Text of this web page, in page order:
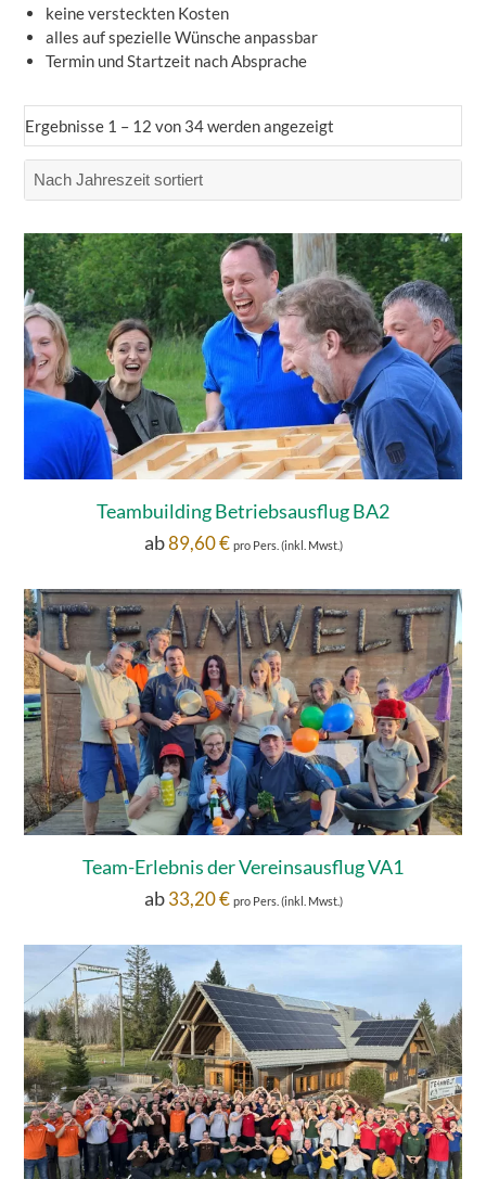
keine versteckten Kosten
alles auf spezielle Wünsche anpassbar
Termin und Startzeit nach Absprache
Ergebnisse 1 – 12 von 34 werden angezeigt
Teambuilding Betriebsausflug BA2
ab89,60€ pro Pers. (inkl. Mwst.)
Team-Erlebnis der Vereinsausflug VA1
ab33,20€ pro Pers. (inkl. Mwst.)